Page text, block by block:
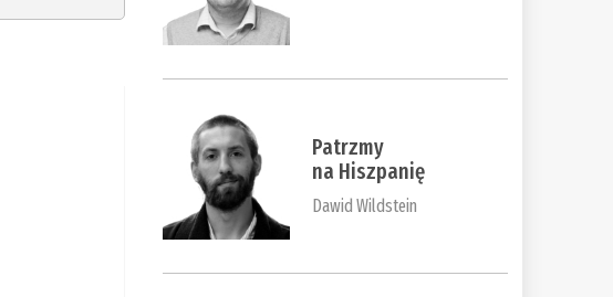
Patrzmy
na Hiszpanię
Dawid Wildstein